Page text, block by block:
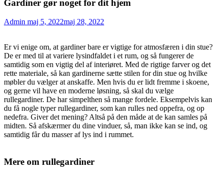
Gardiner gør noget for dit hjem
Admin maj 5, 2022maj 28, 2022
Er vi enige om, at gardiner bare er vigtige for atmosfæren i din stue?
De er med til at variere lysindfaldet i et rum, og så fungerer de
samtidig som en vigtig del af interiøret. Med de rigtige farver og det
rette materiale, så kan gardinerne sætte stilen for din stue og hvilke
møbler du vælger at anskaffe. Men hvis du er lidt fremme i skoene,
og gerne vil have en moderne løsning, så skal du vælge
rullegardiner. De har simpelthen så mange fordele. Eksempelvis kan
du få nogle typer rullegardiner, som kan rulles ned oppefra, og op
nedefra. Giver det mening? Altså på den måde at de kan samles på
midten. Så afskærmer du dine vinduer, så, man ikke kan se ind, og
samtidig får du masser af lys ind i rummet.
Mere om rullegardiner